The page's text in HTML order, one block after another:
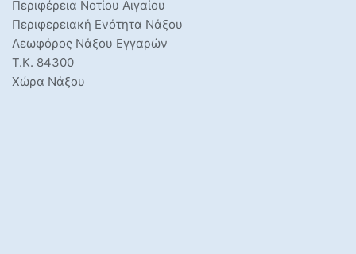
Περιφέρεια Νοτίου Αιγαίου
Περιφερειακή Ενότητα Νάξου
Λεωφόρος Νάξου Εγγαρών
Τ.Κ. 84300
Χώρα Νάξου